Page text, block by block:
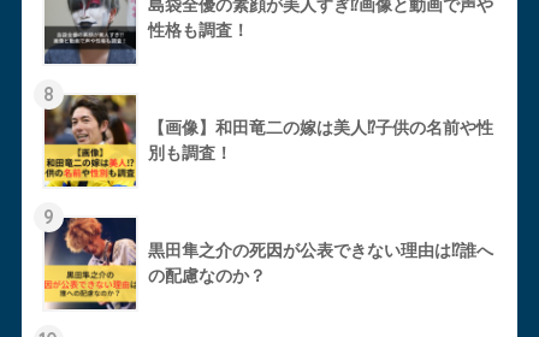
島袋全優の素顔が美人すぎ⁉︎画像と動画で声や
性格も調査！
8
【画像】和田竜二の嫁は美人⁉︎子供の名前や性
別も調査！
9
黒田隼之介の死因が公表できない理由は⁉︎誰へ
の配慮なのか？